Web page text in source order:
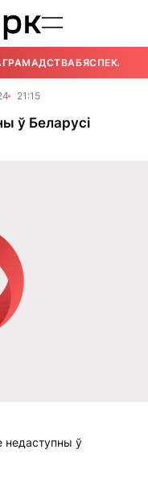
ГРАМАДСТВАБЯСПЕКА
21:15
ў Беларусі
недаступны ў